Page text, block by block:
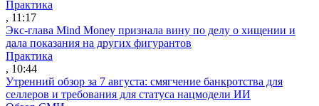
Практика
, 11:17
Экс-глава Mind Money признала вину по делу о хищении и
дала показания на других фигурантов
Практика
, 10:44
Утренний обзор за 7 августа: смягчение банкротства для
селлеров и требования для статуса нацмодели ИИ